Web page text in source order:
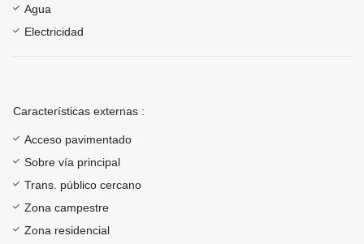
Agua
Electricidad
Características externas :
Acceso pavimentado
Sobre vía principal
Trans. público cercano
Zona campestre
Zona residencial